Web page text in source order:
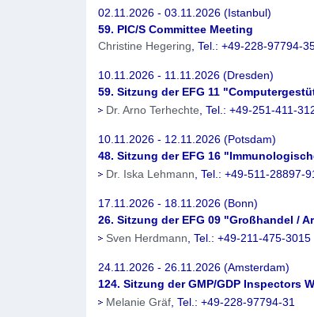
02.11.2026 - 03.11.2026 (Istanbul)
59. PIC/S Committee Meeting
Christine Hegering , Tel.: +49-228-97794-
10.11.2026 - 11.11.2026 (Dresden)
59. Sitzung der EFG 11
Dr. Arno Terhechte , Tel.: +49-251-411-
10.11.2026 - 12.11.2026 (Potsdam)
48. Sitzung der EFG 16
Dr. Iska Lehmann , Tel.: +49-511-28897-
17.11.2026 - 18.11.2026 (Bonn)
26. Sitzung der EFG 09 "Großhandel /
Sven Herdmann , Tel.: +49-211-475-3015
24.11.2026 - 26.11.2026 (Amsterdam)
124. Sitzung der GMP/GDP Inspectors
Melanie Gräf , Tel.: +49-228-97794-31